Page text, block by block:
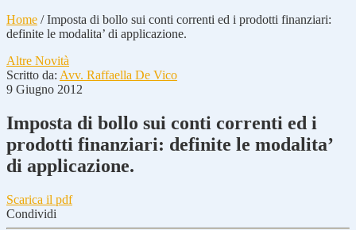
Home /Imposta di bollo sui conti correnti ed i prodotti finanziari:
definite le modalita’ di applicazione.
Altre Novità
Scritto da: Avv. Raffaella De Vico
9 Giugno 2012
Imposta di bollo sui conti correnti ed i
prodotti finanziari: definite le modalita’
di applicazione.
Scarica il pdf
Condividi